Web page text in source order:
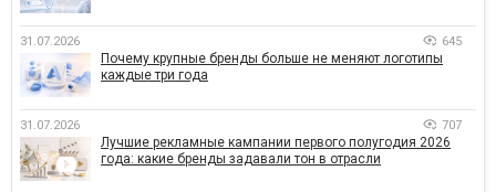
31.07.2026 645
Почему крупные бренды больше не меняют логотипы
каждые три года
31.07.2026 707
Лучшие рекламные кампании первого полугодия 2026
года: какие бренды задавали тон в отрасли